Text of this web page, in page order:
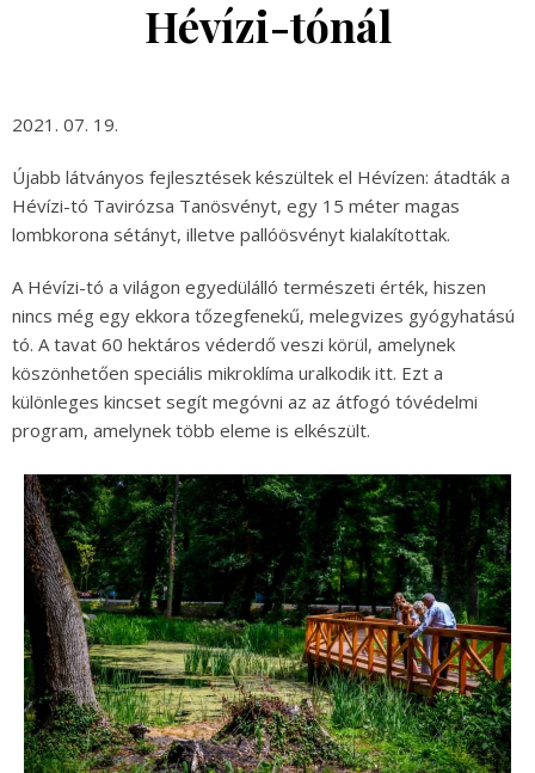
Hévízi-tónál
2021. 07. 19.
Újabb látványos fejlesztések készültek el Hévízen: átadták a
Hévízi-tó Tavirózsa Tanösvényt, egy 15 méter magas
lombkorona sétányt, illetve pallóösvényt kialakítottak.
A Hévízi-tó a világon egyedülálló természeti érték, hiszen
nincs még egy ekkora tőzegfenekű, melegvizes gyógyhatású
tó. A tavat 60 hektáros véderdő veszi körül, amelynek
köszönhetően speciális mikroklíma uralkodik itt. Ezt a
különleges kincset segít megóvni az az átfogó tóvédelmi
program, amelynek több eleme is elkészült.